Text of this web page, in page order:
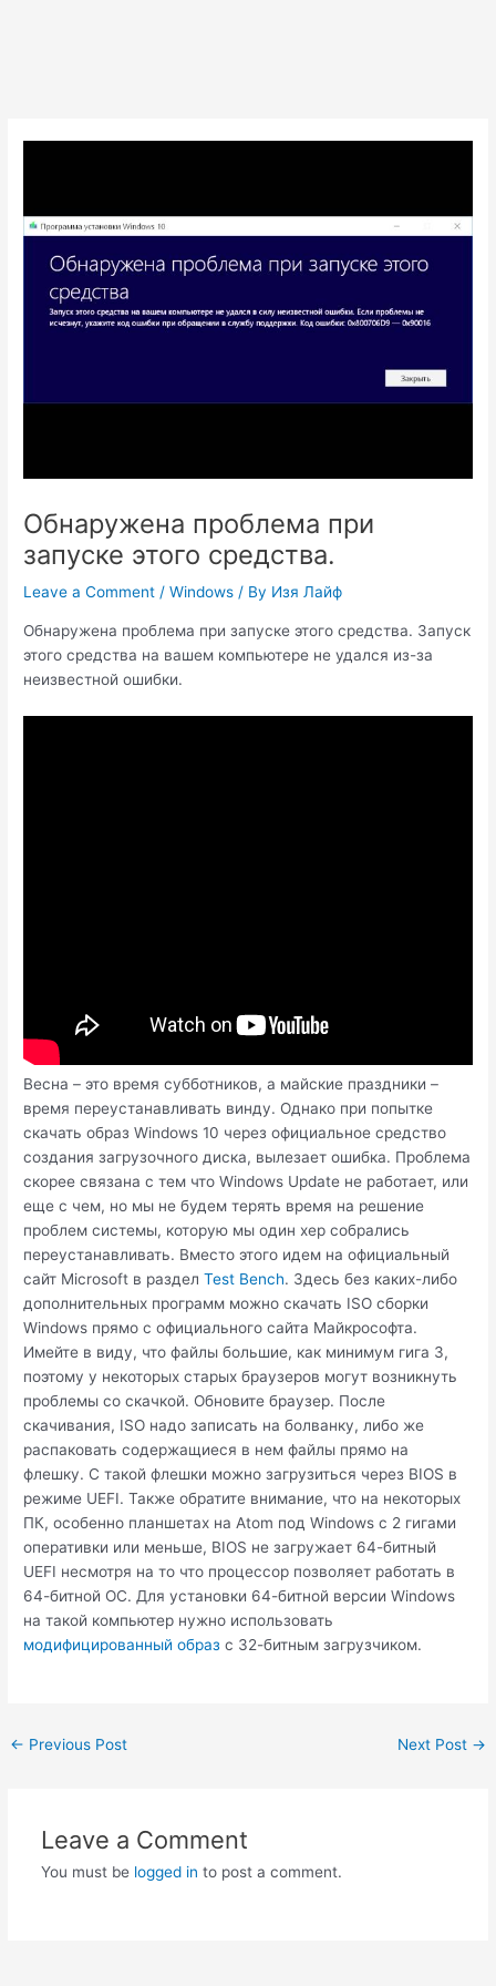
Обнаружена проблема при
запуске этого средства.
Leave a Comment /Windows / By Изя Лайф
Обнаружена проблема при запуске этого средства. Запуск
этого средства на вашем компьютере не удался из-за
неизвестной ошибки.
Весна – это время субботников, а майские праздники –
время переустанавливать винду. Однако при попытке
скачать образ Windows 10 через официальное средство
создания загрузочного диска, вылезает ошибка. Проблема
скорее связана с тем что Windows Update не работает, или
еще с чем, но мы не будем терять время на решение
проблем системы, которую мы один хер собрались
переустанавливать. Вместо этого идем на официальный
сайт Microsoft в разделTest Bench. Здесь без каких-либо
дополнительных программ можно скачать ISO сборки
Windows прямо с официального сайта Майкрософта.
Имейте в виду, что файлы большие, как минимум гига 3,
поэтому у некоторых старых браузеров могут возникнуть
проблемы со скачкой. Обновите браузер. После
скачивания, ISO надо записать на болванку, либо же
распаковать содержащиеся в нем файлы прямо на
флешку. С такой флешки можно загрузиться через BIOS в
режиме UEFI. Также обратите внимание, что на некоторых
ПК, особенно планшетах на Atom под Windows с 2 гигами
оперативки или меньше, BIOS не загружает 64-битный
UEFI несмотря на то что процессор позволяет работать в
64-битной ОС. Для установки 64-битной версии Windows
на такой компьютер нужно использовать
модифицированный образ с 32-битным загрузчиком.
Post
← Previous Post Next Post →
Leave a Comment
You must be logged in to post a comment.